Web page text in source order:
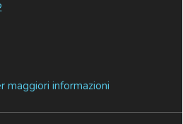
maggiori informazioni